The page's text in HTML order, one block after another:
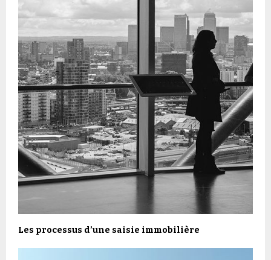
Les processus d’une saisie immobilière